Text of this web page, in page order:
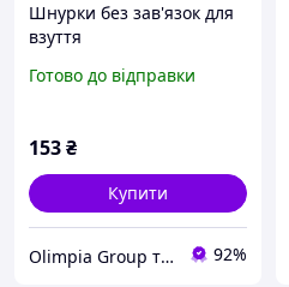
Шнурки без зав'язок для
взуття
Готово до відправки
153₴
Купити
Olimpia Group товари для побуту та сувеніри 92%